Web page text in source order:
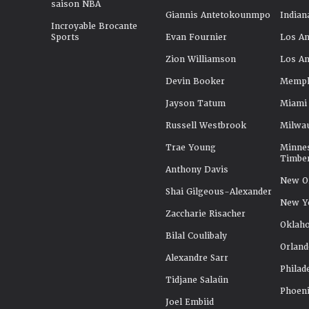
saison NBA
Incroyable Brocante
Sports
Giannis Antetokounmpo
Evan Fournier
Zion Williamson
Devin Booker
Jayson Tatum
Russell Westbrook
Trae Young
Anthony Davis
Shai Gilgeous-Alexander
Zaccharie Risacher
Bilal Coulibaly
Alexandre Sarr
Tidjane Salaün
Joel Embiid
Los
Los
Miami
New
New